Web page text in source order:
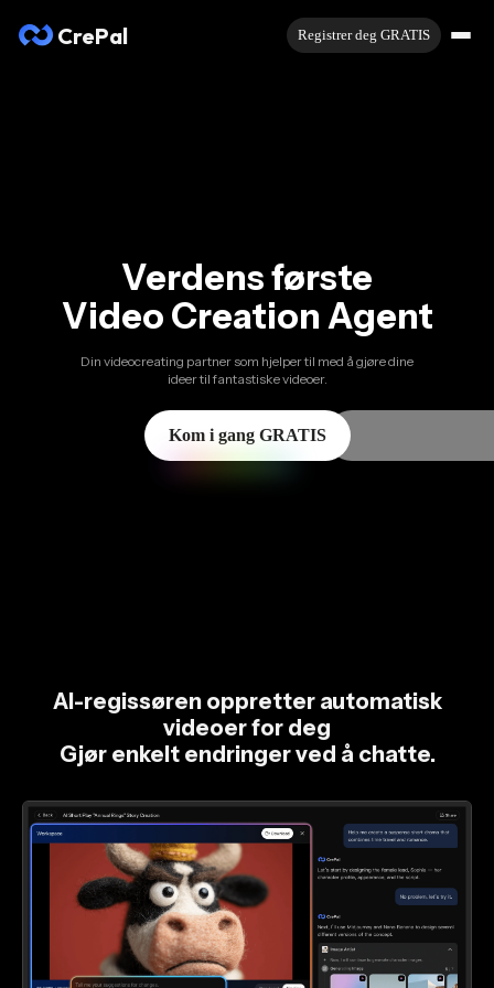
CrePal Registrer deg GRATIS
Verdens første
Video Creation Agent
Din videocreating partner som hjelper til med å gjøre dine
ideer til fantastiske videoer.
Kom i gang GRATIS
AI-regissøren oppretter automatisk
videoer for deg
Gjør enkelt endringer ved å chatte.